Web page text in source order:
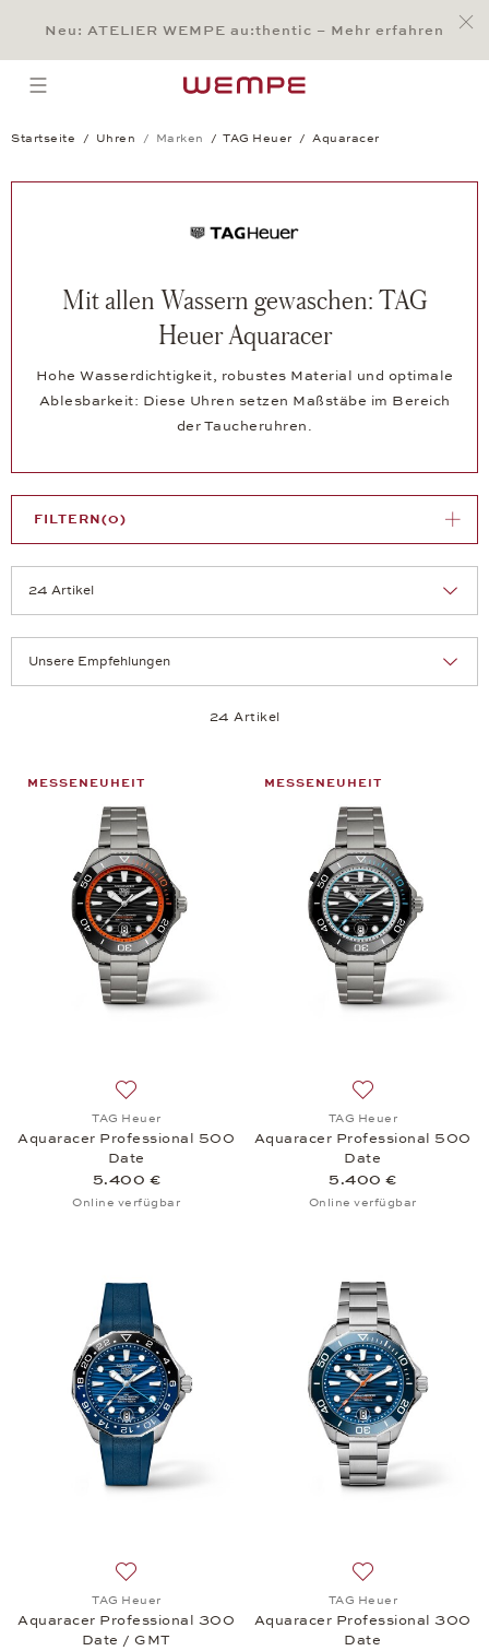
Main Content
Main Menu
Search
Footer
Neu: ATELIER WEMPE au:thentic – Mehr erfahren
open menu
Startseite Uhren Marken TAG Heuer Aquaracer
Mit allen Wassern gewaschen: TAG
Heuer Aquaracer
Hohe Wasserdichtigkeit, robustes Material und optimale
Ablesbarkeit: Diese Uhren setzen Maßstäbe im Bereich
der Taucheruhren.
24 Artikel
FILTERN(0)
MESSENEUHEIT
TAG Heuer
Aquaracer Professional 500
Date
5.400 €
Online verfügbar
MESSENEUHEIT
TAG Heuer
Aquaracer Professional 500
Date
5.400 €
Online verfügbar
TAG Heuer
Aquaracer Professional 300
Date / GMT
TAG Heuer
Aquaracer Professional 300
Date